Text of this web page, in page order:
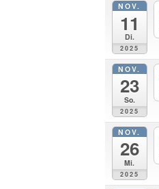
NOV.
11
Di.
2025
NOV.
23
So.
2025
NOV.
26
Mi.
2025